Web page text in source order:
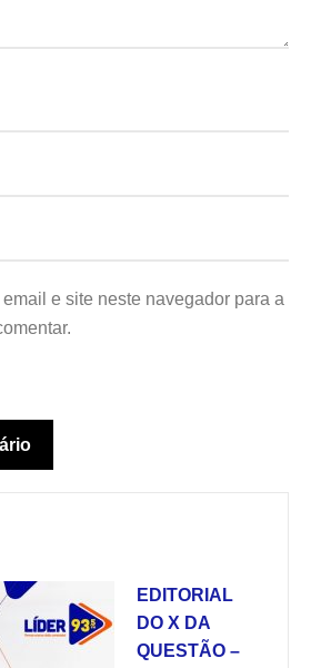
e site neste navegador para a
EDITORIAL
DO X DA
QUESTÃO –